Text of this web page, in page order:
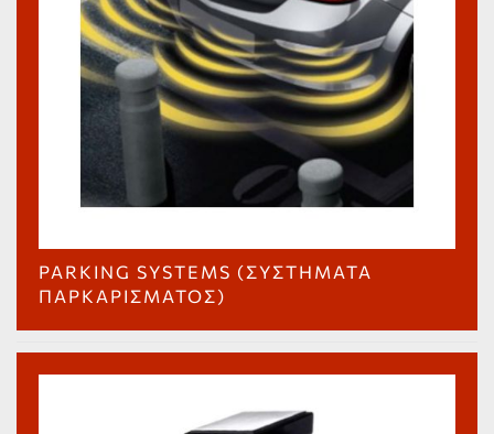
PARKING SYSTEMS (ΣΥΣΤΉΜΑΤΑ
ΠΑΡΚΑΡΊΣΜΑΤΟΣ)